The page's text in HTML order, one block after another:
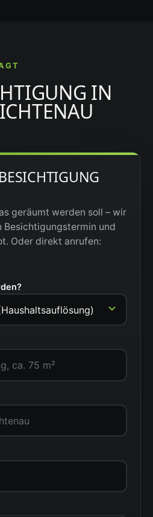
IN
geräumt werden soll – wir
Besichtigungstermin und
Oder direkt anrufen: